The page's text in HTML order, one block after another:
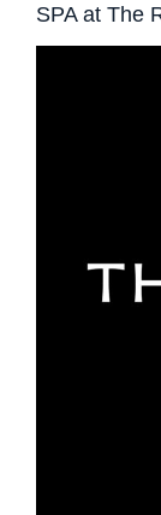
SPA at The